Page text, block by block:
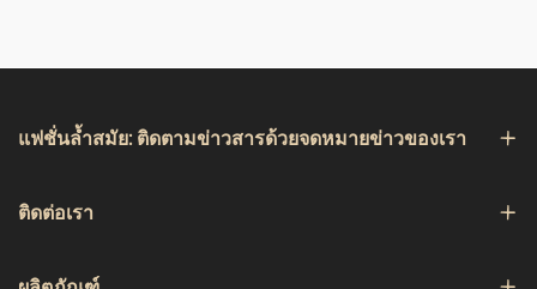
แฟชั่นล้ำสมัย: ติดตามข่าวสารด้วยจดหมายข่าวของเรา
ติดต่อเรา